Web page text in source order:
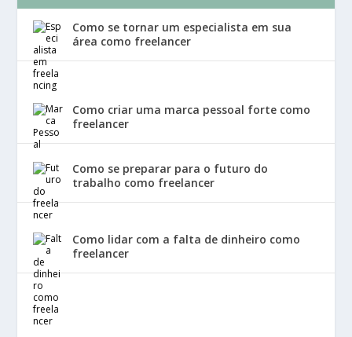
Como se tornar um especialista em sua
área como freelancer
Como criar uma marca pessoal forte como
freelancer
Como se preparar para o futuro do
trabalho como freelancer
Como lidar com a falta de dinheiro como
freelancer